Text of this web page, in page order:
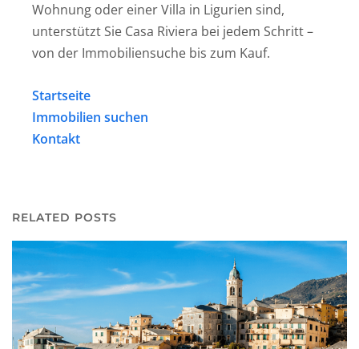
Wohnung oder einer Villa in Ligurien sind,
unterstützt Sie Casa Riviera bei jedem Schritt –
von der Immobiliensuche bis zum Kauf.
Startseite
Immobilien suchen
Kontakt
RELATED POSTS